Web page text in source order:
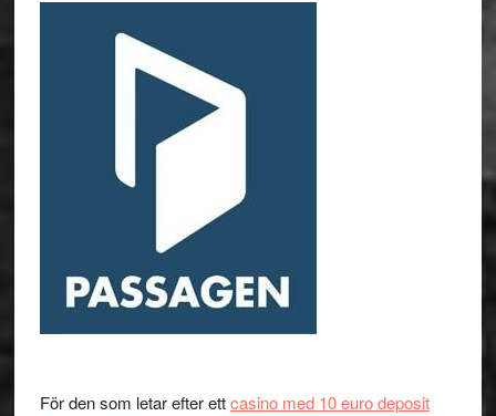
För den som letar efter ettcasino med 10 euro deposit